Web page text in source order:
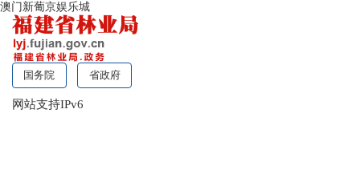
澳门新葡京娱乐城
国务院 省政府
网站支持IPv6